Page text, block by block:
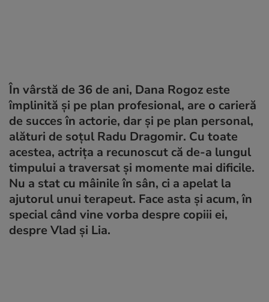
În vârstă de 36 de ani, Dana Rogoz este
împlinită și pe plan profesional, are o carieră
de succes în actorie, dar și pe plan personal,
alături de soțul Radu Dragomir. Cu toate
acestea, actrița a recunoscut că de-a lungul
timpului a traversat și momente mai dificile.
Nu a stat cu mâinile în sân, ci a apelat la
ajutorul unui terapeut. Face asta și acum, în
special când vine vorba despre copiii ei,
despre Vlad și Lia.